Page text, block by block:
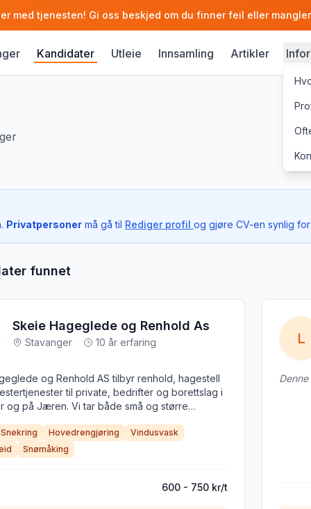
med tjenesten! Gi oss beskjed om du finner feil eller
Kandidater Utleie Innsamling Artikler
Privatpersoner må gå til Rediger profil og gjøre CV-en synlig for
funnet
Skeie Hageglede og Renhold As
Stavanger 10 år erfaring
og Renhold AS tilbyr renhold, hagestell
til private, bedrifter og borettslag i
og på Jæren. Vi tar både små og større
Vi møter til avtalt tid, arbeider grundig
oppdraget etter kundens ønsker og behov. Vi
priser og gjerne gratis befaring
Snekring Hovedrengjøring
Vindusvask
Snømåking
600 - 750 kr/t
L